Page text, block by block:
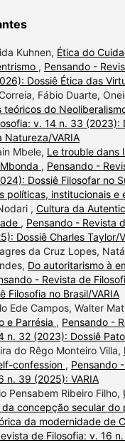
Kuhnen, Ética do
, Pensando -
Dossiê Ética das
Fábio Duarte,
teóricos do
v. 14 n. 33 (2023):
Natureza/VARIA
Mbele, Le trouble dans
, Pensando -
Dossiê Filosofar no
políticas, institucionais e
, Cultura da
, Pensando - Revista
Dossiê Charles Taylor/
da Cruz Lopes,
Do autoritarismo à
- Revista de
Filosofia no Brasil/VARIA
Ede Campos, Walter
e Parrésia , Pensando -
n. 32 (2023): Dossiê
do Rêgo Monteiro Villa,
confession , Pensando
n. 39 (2025): VARIA
Pensabem Ribeiro Filho,
concepção secular do
da modernidade de
de Filosofia: v. 16